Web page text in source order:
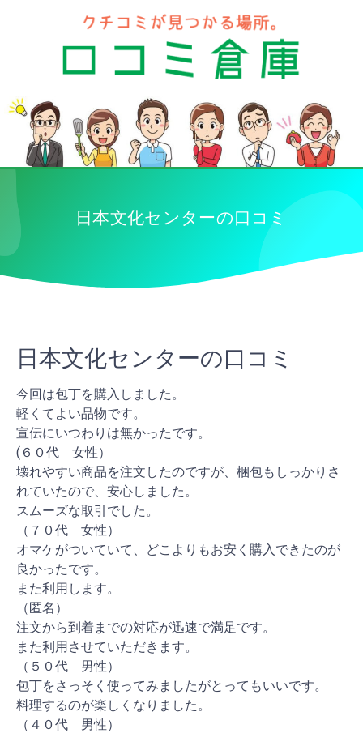
日本文化センターの口コミ
日本文化センターの口コミ
今回は包丁を購入しました。
軽くてよい品物です。
宣伝にいつわりは無かったです。
(６０代 女性）
壊れやすい商品を注文したのですが、梱包もしっかりさ
れていたので、安心しました。
スムーズな取引でした。
（７０代 女性）
オマケがついていて、どこよりもお安く購入できたのが
良かったです。
また利用します。
（匿名）
注文から到着までの対応が迅速で満足です。
また利用させていただきます。
（５０代 男性）
包丁をさっそく使ってみましたがとってもいいです。
料理するのが楽しくなりました。
（４０代 男性）